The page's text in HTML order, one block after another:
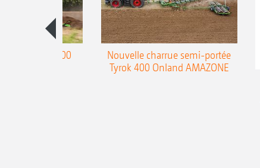
Teres 300
Nouvelle charrue semi-portée
Tyrok 400 Onland AMAZONE